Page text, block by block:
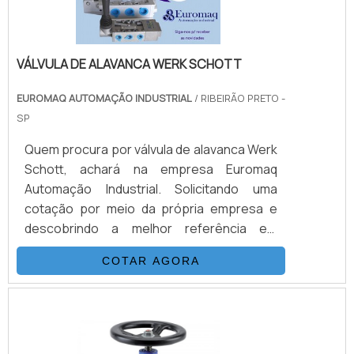
idoneidade em tudo que faz onde garante a
melhor experiência para parceiros novos e
antigos.
VÁLVULA DE ALAVANCA WERK SCHOTT
EUROMAQ AUTOMAÇÃO INDUSTRIAL / RIBEIRÃO PRETO -
SP
Quem procura por válvula de alavanca Werk
Schott, achará na empresa Euromaq
Automação Industrial. Solicitando uma
cotação por meio da própria empresa e
descobrindo a melhor referência em
qualidade, a aquisição é mais
assertiva.Quando o assunto é válvula de
alavanca Werk Schott, com os melhores
Industrial o cliente conseguirá excelente
custo-benefício com pagamento
COTAR AGORA